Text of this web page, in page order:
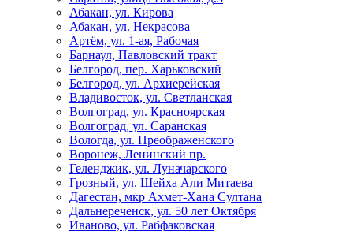
Абакан, ул. Кирова
Абакан, ул. Некрасова
Артём, ул. 1-ая, Рабочая
Барнаул, Павловский тракт
Белгород, пер. Харьковский
Белгород, ул. Архиерейская
Владивосток, ул. Светланская
Волгоград, ул. Красноярская
Волгоград, ул. Саранская
Вологда, ул. Преображенского
Воронеж, Ленинский пр.
Геленджик, ул. Луначарского
Грозный, ул. Шейха Али Митаева
Дагестан, мкр Ахмет-Хана Султана
Дальнереченск, ул. 50 лет Октября
Иваново, ул. Рабфаковская